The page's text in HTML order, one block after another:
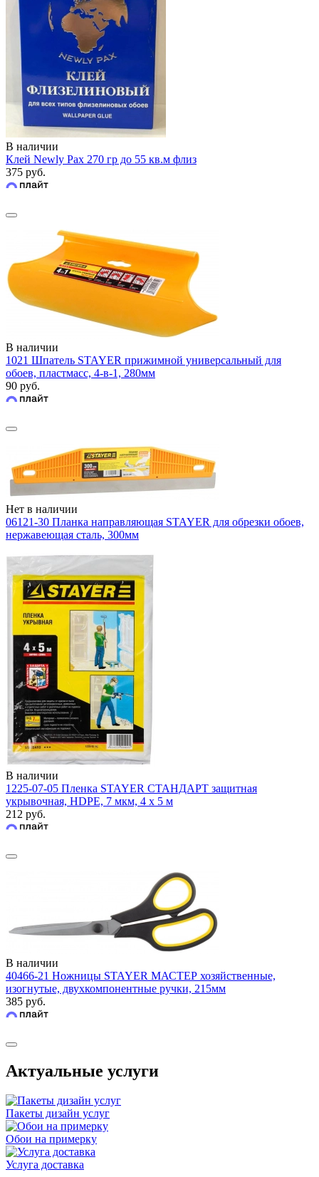
В наличии
Клей Newly Pax 270 гр до 55 кв.м флиз
375 руб.
В наличии
1021 Шпатель STAYER прижимной универсальный для
обоев, пластмасс, 4-в-1, 280мм
90 руб.
Нет в наличии
06121-30 Планка направляющая STAYER для обрезки обоев,
нержавеющая сталь, 300мм
В наличии
1225-07-05 Пленка STAYER СТАНДАРТ защитная
укрывочная, HDPE, 7 мкм, 4 х 5 м
212 руб.
В наличии
40466-21 Ножницы STAYER МАСТЕР хозяйственные,
изогнутые, двухкомпонентные ручки, 215мм
385 руб.
Актуальные услуги
Пакеты дизайн услуг
Обои на примерку
Услуга доставка